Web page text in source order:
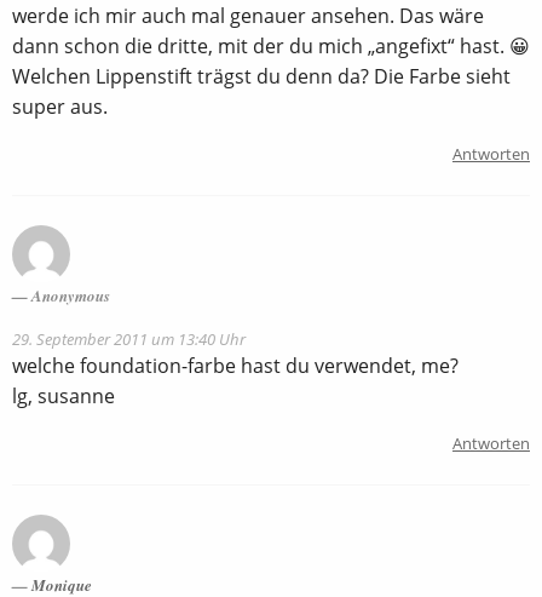
werde ich mir auch mal genauer ansehen. Das wäre
dann schon die dritte, mit der du mich „angefixt“ hast. 😀
Welchen Lippenstift trägst du denn da? Die Farbe sieht
super aus.
Antworten
Anonymous
29. September 2011 um 13:40 Uhr
welche foundation-farbe hast du verwendet, me?
lg, susanne
Antworten
Monique